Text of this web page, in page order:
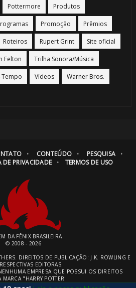
Pottermore Produtos
Promoção Prêmios
Roteiros Rupert Grint Site oficial
Felton Trilha Sonora/Música
Tempo Vídeos Warner Bros.
CONTEÚDO
PESQUISA
DE PRIVACIDADE TERMOS DE USO
DA FÊNIX BRASILEIRA
© 2008 - 2026
DIREITOS DE PUBLICAÇÃO: J.K. ROWLING E
EDITORAS.
EMPRESA QUE POSSUI OS DIREITOS
MARCA "HARRY POTTER".